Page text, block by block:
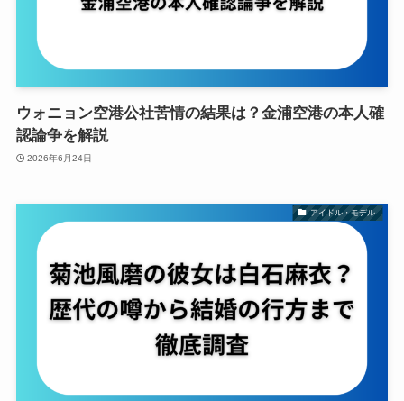
ウォニョン空港公社苦情の結果は？金浦空港の本人確
認論争を解説
2026年6月24日
アイドル・モデル